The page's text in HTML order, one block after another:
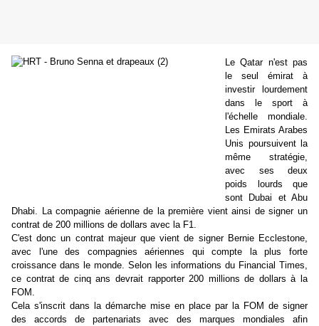
Le Qatar n'est pas
le seul émirat à
investir lourdement
dans le sport à
l'échelle mondiale.
Les Emirats Arabes
Unis poursuivent la
même stratégie,
avec ses deux
poids lourds que
sont Dubai et Abu
Dhabi. La compagnie aérienne de la première vient ainsi de signer un
contrat de 200 millions de dollars avec la F1.
C'est donc un contrat majeur que vient de signer Bernie Ecclestone,
avec l'une des compagnies aériennes qui compte la plus forte
croissance dans le monde. Selon les informations du Financial Times,
ce contrat de cinq ans devrait rapporter 200 millions de dollars à la
FOM.
Cela s'inscrit dans la démarche mise en place par la FOM de signer
des accords de partenariats avec des marques mondiales afin